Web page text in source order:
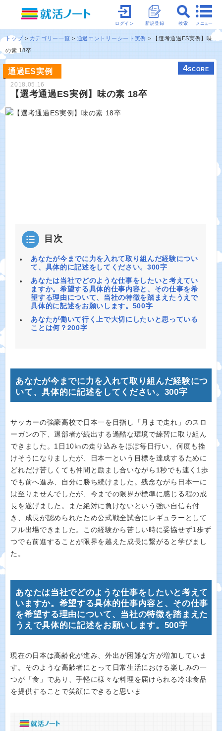
メニュー
検索
新規登録
ログイン
トップ カテゴリー一覧 通過エントリーシート実例
【選考通過ES実例】味
の素 18卒
通過ES実例 4SCORE
2018.05.16
【選考通過ES実例】味の素 18卒
目次
あなたが今までに力を入れて取り組んだ経験につい
て、具体的に記述をしてください。300字
あなたは当社でどのような仕事をしたいと考えてい
ますか。希望する具体的仕事内容と、その仕事を希
望する理由について、当社の特徴を踏まえたうえで
具体的に記述をお願いします。500字
あなたが働いて行く上で大切にしたいと思っている
ことは何？200字
あなたが今までに力を入れて取り組んだ経験につ
いて、具体的に記述をしてください。300字
サッカーの強豪高校で日本一を目指し「月まで走れ」のスロ
ーガンの下、退部者が続出する過酷な環境で練習に取り組ん
できました。1日10㎞の走り込みをほぼ毎日行い、何度も挫
けそうになりましたが、日本一という目標を達成するために
どれだけ苦しくても仲間と励まし合いながら1秒でも速く1歩
でも前へ進み、自分に勝ち続けました。残念ながら日本一に
は至りませんでしたが、今までの限界が標準に感じる程の成
長を遂げました。また絶対に負けないという強い自信も付
き、成長が認められたため公式戦全試合にレギュラーとして
フル出場できました。この経験から苦しい時に妥協せず1歩ず
つでも前進することが限界を越えた成長に繋がると学びまし
た。
あなたは当社でどのような仕事をしたいと考えて
いますか。希望する具体的仕事内容と、その仕事
を希望する理由について、当社の特徴を踏まえた
うえで具体的に記述をお願いします。500字
現在の日本は高齢化が進み、外出が困難な方が増加していま
す。そのような高齢者にとって日常生活における楽しみの一
つが「食」であり、手軽に様々な料理を届けられる冷凍食品
を提供することで笑顔にできると思いま